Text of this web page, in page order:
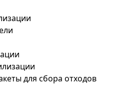
для сбора отходов